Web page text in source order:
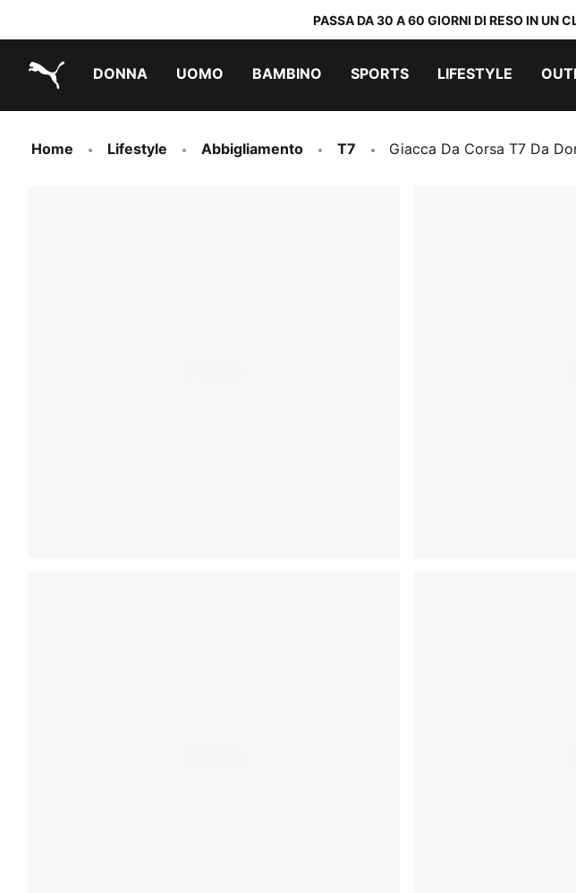
PASSA DA 30 A 60 GIORNI DI RESO IN UN
DONNA UOMO BAMBINO SPORTS LIFESTYLE
Home Lifestyle Abbigliamento T7 Giacca Da Corsa T7 Da